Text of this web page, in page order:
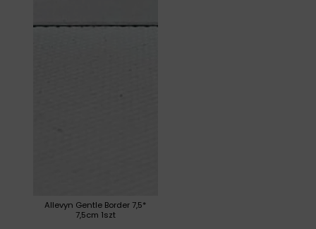
Allevyn Gentle Border 7,5*
7,5cm 1szt